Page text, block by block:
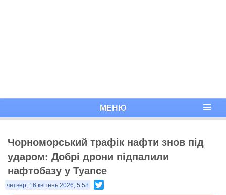
МЕНЮ
Чорноморський трафік нафти знов під
ударом: Добрі дрони підпалили
нафтобазу у Туапсе
четвер, 16 квітень 2026, 5:58